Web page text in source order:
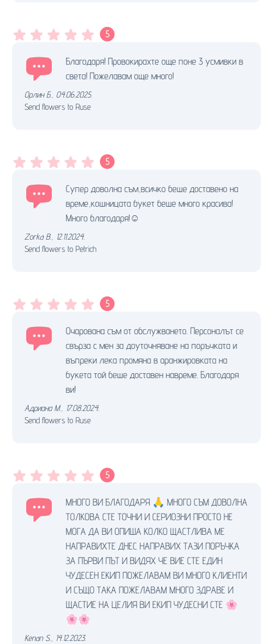
5
Благодаря! Провокирахте още поне 3 усмивки в
света! Пожелавам още много!
Орлин Б. 04.06.2025.
Send flowers to Ruse
5
Супер доволна съм,всичко беше доставено на
време,кошницата букет беше много красива!
Много благодаря!☺️
Zorka B.
12.11.2024.
Send flowers to Petrich
5
Очарована съм от обслужването. Персоналът се
свърза с мен за доуточняване на поръчката и
въпреки лека промяна в аранжировката на
букета той беше доставен навреме. Благодаря
ви!
Адриана М.
17.08.2024.
Send flowers to Ruse
5
МНОГО ВИ БЛАГОДАРЯ 🙏 МНОГО СЪМ ДОВОЛНА
ТОЛКОВА СТЕ ТОЧНИ И СЕРИОЗНИ ПРОСТО НЕ
МОГА ДА ВИ ОПИША КОЛКО ЩАСТЛИВА МЕ
НАПРАВИХТЕ ДНЕС НАПРАВИХ ТАЗИ ПОРЪЧКА
ЗА ПЪРВИ ПЪТ И ВИДЯХ ЧЕ ВИЕ СТЕ ЕДИН
ЧУДЕСЕН ЕКИП ПОЖЕЛАВАМ ВИ МНОГО КЛИЕНТИ
И СЪЩО ТАКА ПОЖЕЛАВАМ МНОГО ЗДРАВЕ И
ЩАСТИЕ НА ЦЕЛИЯ ВИ ЕКИП ЧУДЕСНИ СТЕ 🌸
🌸🌸
Kenan S.
14.12.2023.